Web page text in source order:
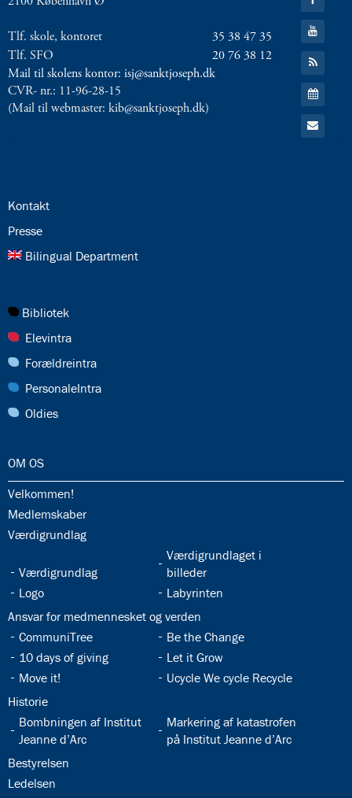
Tlf. skole, kontoret
35 38 47 35
Tlf. SFO
20 76 38 12
Mail til skolens kontor: isj@sanktjoseph.dk
CVR- nr.: 11-96-28-15
(Mail til webmaster: kib@sanktjoseph.dk)
til:
Facebook
Gå
til:
YouTube
Gå
til:
RSS
feed
Gå
til:
Kalender
Gå
til:
24.0:
Kontakt
25.0:
Presse
26.0:
Bilingual Department
27.0:
Bibliotek
28.0:
Elevintra
29.0:
Forældreintra
30.0:
PersonaleIntra
31.0:
Oldies
32.0:
OM OS
32.1:
Velkommen!
32.2:
Medlemskaber
32.3:
Værdigrundlag
32.4:
Værdigrundlag
32.5:
Værdigrundlaget i
billeder
32.6:
Logo 32.7:
Labyrinten
32.8:
Ansvar for medmennesket og verden
32.9:
CommuniTree 32.10:
Be the Change
32.11:
10 days of giving 32.12:
Let it Grow
32.13:
Move it! 32.14:
Ucycle We cycle Recycle
32.15:
Historie
32.16:
Bombningen af Institut
Jeanne d’Arc
32.17:
Markering af katastrofen
på Institut Jeanne d’Arc
32.18:
Bestyrelsen
32.19:
Ledelsen